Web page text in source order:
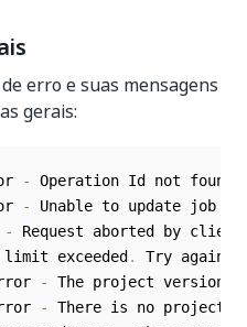
erro e suas mensagens
gerais:
- Operation Id not found
-
Unable to update job
-
Request aborted by client
limit exceeded .
Try again
- The project version
-
There is no project